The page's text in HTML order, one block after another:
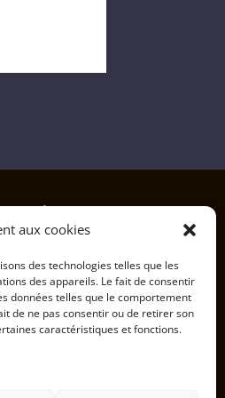
aux cookies
des technologies telles que les
des appareils. Le fait de consentir
données telles que le comportement
de ne pas consentir ou de retirer son
caractéristiques et fonctions.
de Vente